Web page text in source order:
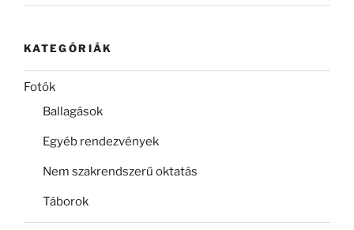
KATEGÓRIÁK
Fotók
Ballagások
Egyéb rendezvények
Nem szakrendszerű oktatás
Táborok